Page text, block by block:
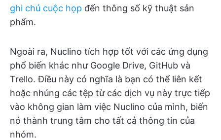
ghi chú cuộc họp đến thông số kỹ thuật sản
phẩm.
Ngoài ra, Nuclino tích hợp tốt với các ứng dụng
phổ biến khác như Google Drive, GitHub và
Trello. Điều này có nghĩa là bạn có thể liên kết
hoặc nhúng các tệp từ các dịch vụ này trực tiếp
vào không gian làm việc Nuclino của mình, biến
nó thành trung tâm cho tất cả thông tin của
nhóm.